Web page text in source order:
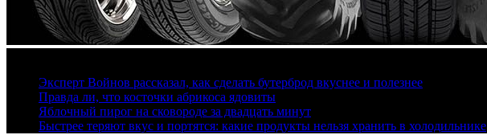
Эксперт Войнов рассказал, как сделать бутерброд вкуснее и полезнее
Правда ли, что косточки абрикоса ядовиты
Яблочный пирог на сковороде за двадцать минут
Быстрее теряют вкус и портятся: какие продукты нельзя хранить в холодильнике